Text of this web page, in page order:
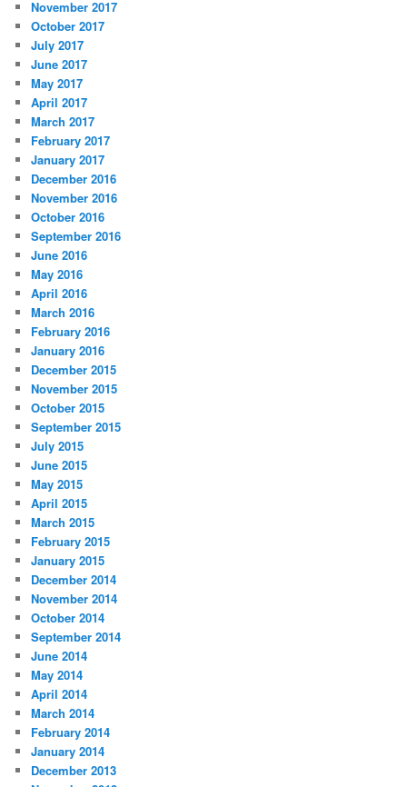
November 2017
October 2017
July 2017
June 2017
May 2017
April 2017
March 2017
February 2017
January 2017
December 2016
November 2016
October 2016
September 2016
June 2016
May 2016
April 2016
March 2016
February 2016
January 2016
December 2015
November 2015
October 2015
September 2015
July 2015
June 2015
May 2015
April 2015
March 2015
February 2015
January 2015
December 2014
November 2014
October 2014
September 2014
June 2014
May 2014
April 2014
March 2014
February 2014
January 2014
December 2013